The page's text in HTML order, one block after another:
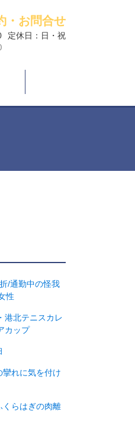
・お問合せ
定休日：日・祝
/通勤中の怪我
性
港北テニスカレ
カップ
攣れに気を付け
くらはぎの肉離